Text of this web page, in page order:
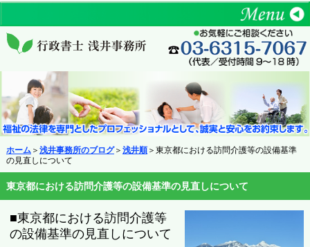
ホーム ＞ 浅井事務所のブログ＞ 浅井順＞東京都における訪問介護等の設備基準
の見直しについて
東京都における訪問介護等の設備基準の見直しについて
■東京都における訪問介護等
の設備基準の見直しについて